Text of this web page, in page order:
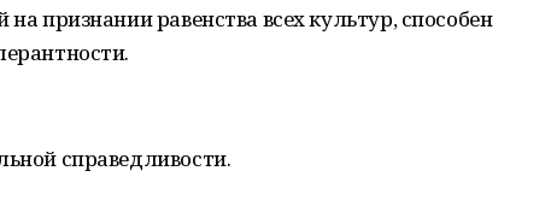
признании равенства всех культур, способен
справедливости.